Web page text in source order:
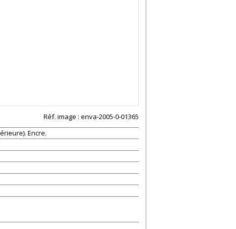
Réf. image : enva-2005-0-01365
Encre.